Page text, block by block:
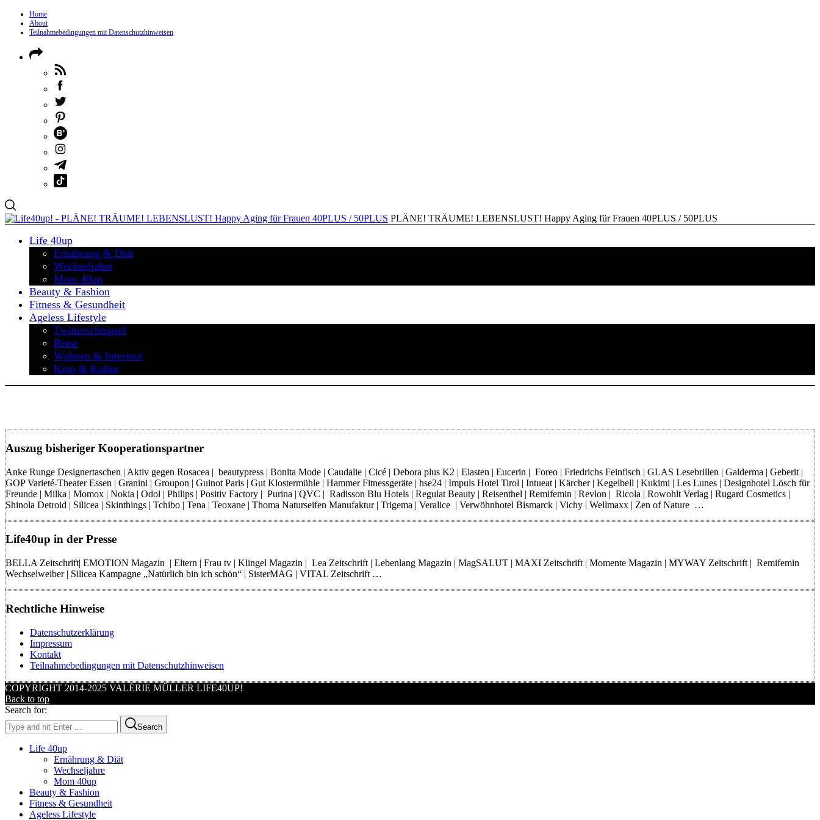
Home
About
Teilnahmebedingungen mit Datenschutzhinweisen
PLÄNE! TRÄUME! LEBENSLUST! Happy Aging für Frauen 40PLUS / 50PLUS
Life 40up
Ernährung & Diät
Wechseljahre
Mom 40up
Beauty & Fashion
Fitness & Gesundheit
Ageless Lifestyle
Twitterschnipsel
Reise
Wohnen & Interieur
Kino & Kultur
Auszug bisheriger Kooperationspartner
Anke Runge Designertaschen | Aktiv gegen Rosacea | beautypress | Bonita Mode | Caudalie | Cicé | Debora plus K2 | Elasten | Eucerin | Foreo | Friedrichs Feinfisch | GLAS Lesebrillen | Galderma | Geberit |
GOP Varieté-Theater Essen | Granini | Groupon | Guinot Paris | Gut Klostermühle | Hammer Fitnessgeräte | hse24 | Impuls Hotel Tirol | Intueat | Kärcher | Kegelbell | Kukimi | Les Lunes | Designhotel Lösch für
Freunde | Milka | Momox | Nokia | Odol | Philips | Positiv Factory | Purina | QVC | Radisson Blu Hotels | Regulat Beauty | Reisenthel | Remifemin | Revlon | Ricola | Rowohlt Verlag | Rugard Cosmetics |
Shinola Detroid | Silicea | Skinthings | Tchibo | Tena | Teoxane | Thoma Naturseifen Manufaktur | Trigema | Veralice | Verwöhnhotel Bismarck | Vichy | Wellmaxx | Zen of Nature …
Life40up in der Presse
BELLA Zeitschrift| EMOTION Magazin | Eltern | Frau tv | Klingel Magazin | Lea Zeitschrift | Lebenlang Magazin | MagSALUT | MAXI Zeitschrift | Momente Magazin | MYWAY Zeitschrift | Remifemin
Wechselweiber | Silicea Kampagne „Natürlich bin ich schön“ | SisterMAG | VITAL Zeitschrift …
Rechtliche Hinweise
Datenschutzerklärung
Impressum
Kontakt
Teilnahmebedingungen mit Datenschutzhinweisen
COPYRIGHT 2014-2025 VALÉRIE MÜLLER LIFE40UP!
Back to top
Search for:
Search
Life 40up
Ernährung & Diät
Wechseljahre
Mom 40up
Beauty & Fashion
Fitness & Gesundheit
Ageless Lifestyle